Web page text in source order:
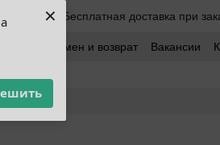
× Бесплатная доставка при
Обмен и возврат Вакансии